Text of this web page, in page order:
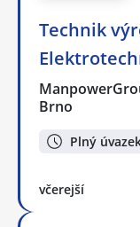
Technik
Brno
Plný
včerejší